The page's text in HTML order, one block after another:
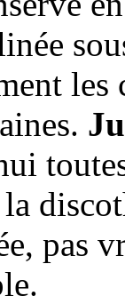
pas